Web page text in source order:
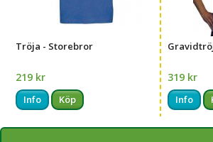
Tröja - Storebror
219 kr
Info Köp
319 kr
Info